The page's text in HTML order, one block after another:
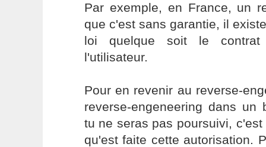
Par exemple, en France, un
que c'est sans garantie, il
loi quelque soit le
l'utilisateur.
Pour en revenir au reverse-
reverse-engeneering dans un
tu ne seras pas poursuivi,
qu'est faite cette autorisation.